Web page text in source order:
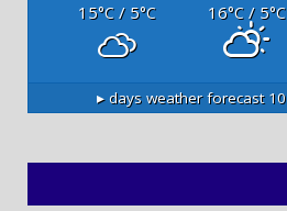
16°C/ 5°C
15°C/ 5°C